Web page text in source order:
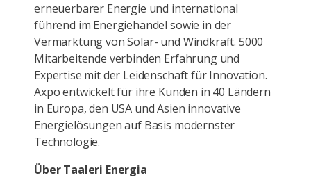
erneuerbarer Energie und international
führend im Energiehandel sowie in der
Vermarktung von Solar- und Windkraft. 5000
Mitarbeitende verbinden Erfahrung und
Expertise mit der Leidenschaft für Innovation.
Axpo entwickelt für ihre Kunden in 40 Ländern
in Europa, den USA und Asien innovative
Energielösungen auf Basis modernster
Technologie.
Über Taaleri Energia